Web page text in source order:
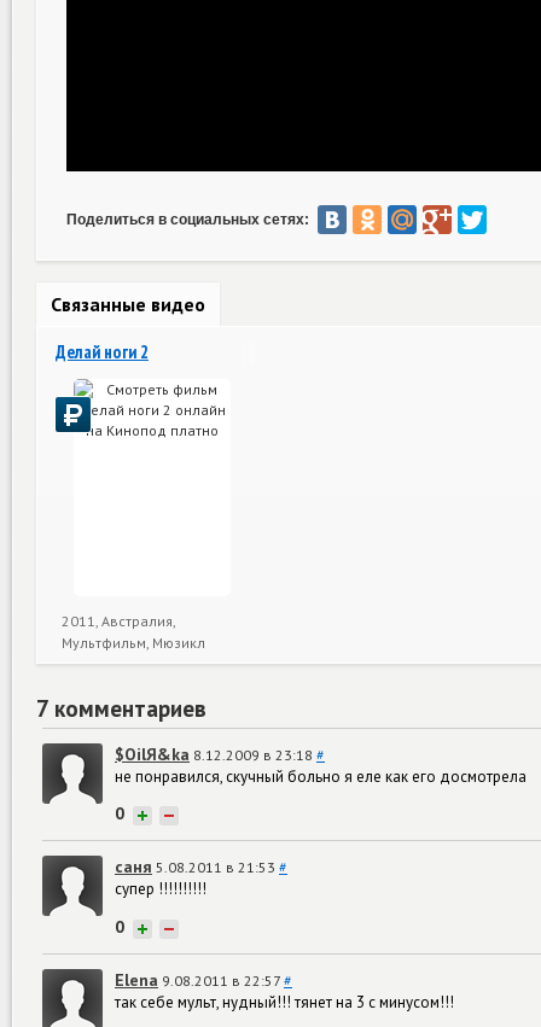
Поделиться в социальных сетях:
Связанные видео
Делай ноги 2
2011, Австралия,
Мультфильм, Мюзикл
7 комментариев
$OilЯ&ka 8.12.2009 в 23:18 #
не понравился, скучный больно я еле как его досмотрела
0 + −
саня 5.08.2011 в 21:53 #
супер !!!!!!!!!!
0 + −
Elena 9.08.2011 в 22:57 #
так себе мульт, нудный!!! тянет на 3 с минусом!!!